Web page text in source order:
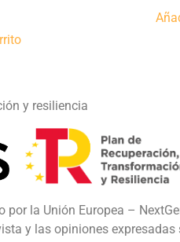
y resiliencia
por la Unión Europea –
y las opiniones